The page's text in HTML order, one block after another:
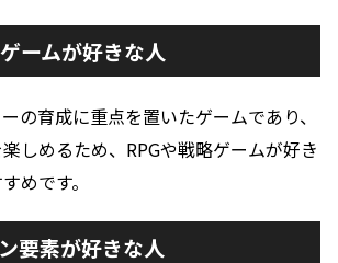
ームが好きな人
の育成に重点を置いたゲームであり、
しめるため、RPGや戦略ゲームが好き
めです。
要素が好きな人